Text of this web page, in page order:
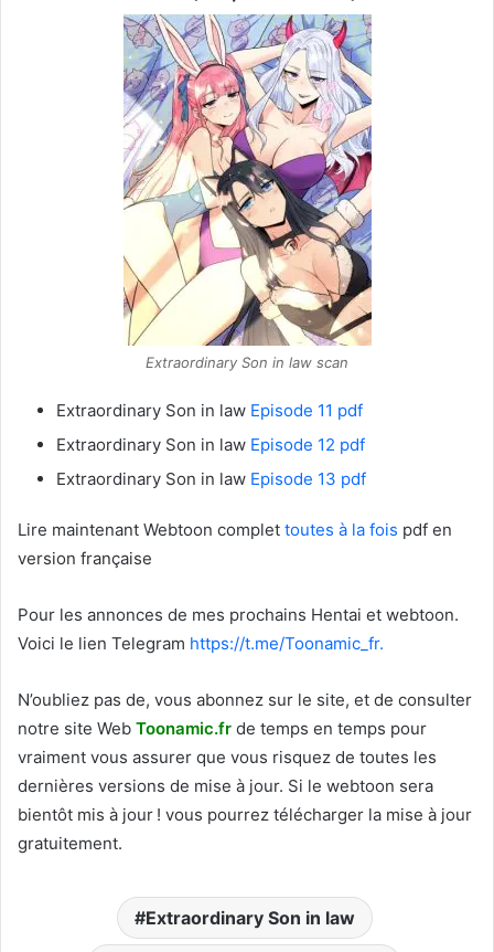
Extraordinary Son in law scan
Extraordinary Son in law Episode 11 pdf
Extraordinary Son in law Episode 12 pdf
Extraordinary Son in law Episode 13 pdf
Lire maintenant Webtoon complet toutes à la fois pdf en
version française
Pour les annonces de mes prochains Hentai et webtoon.
Voici le lien Telegram https://t.me/Toonamic_fr.
N’oubliez pas de, vous abonnez sur le site, et de consulter
notre site Web Toonamic.fr de temps en temps pour
vraiment vous assurer que vous risquez de toutes les
dernières versions de mise à jour. Si le webtoon sera
bientôt mis à jour ! vous pourrez télécharger la mise à jour
gratuitement.
Extraordinary Son in law